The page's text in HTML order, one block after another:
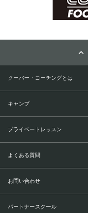
クーバー・コーチングとは
キャンプ
プライベートレッスン
よくある質問
お問い合わせ
パートナースクール